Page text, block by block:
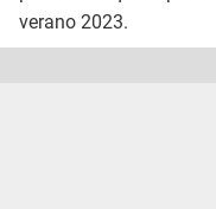
verano 2023.